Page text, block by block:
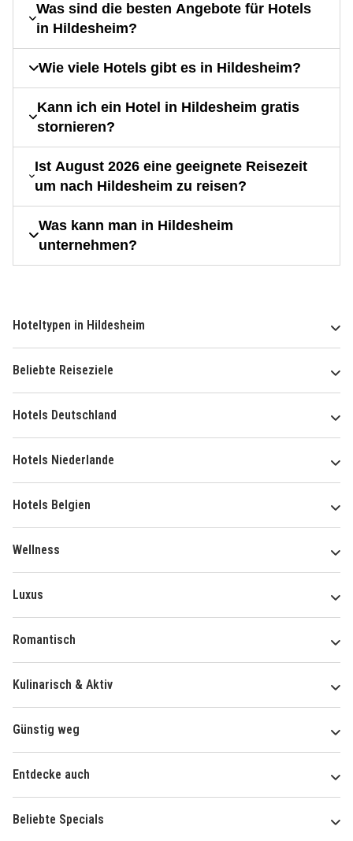
Was sind die besten Angebote für Hotels
in Hildesheim?
Wie viele Hotels gibt es in Hildesheim?
Kann ich ein Hotel in Hildesheim gratis
stornieren?
Ist August 2026 eine geeignete Reisezeit
um nach Hildesheim zu reisen?
Was kann man in Hildesheim
unternehmen?
Hoteltypen in Hildesheim
Beliebte Reiseziele
Hotels Deutschland
Hotels Niederlande
Hotels Belgien
Wellness
Luxus
Romantisch
Kulinarisch & Aktiv
Günstig weg
Entdecke auch
Beliebte Specials